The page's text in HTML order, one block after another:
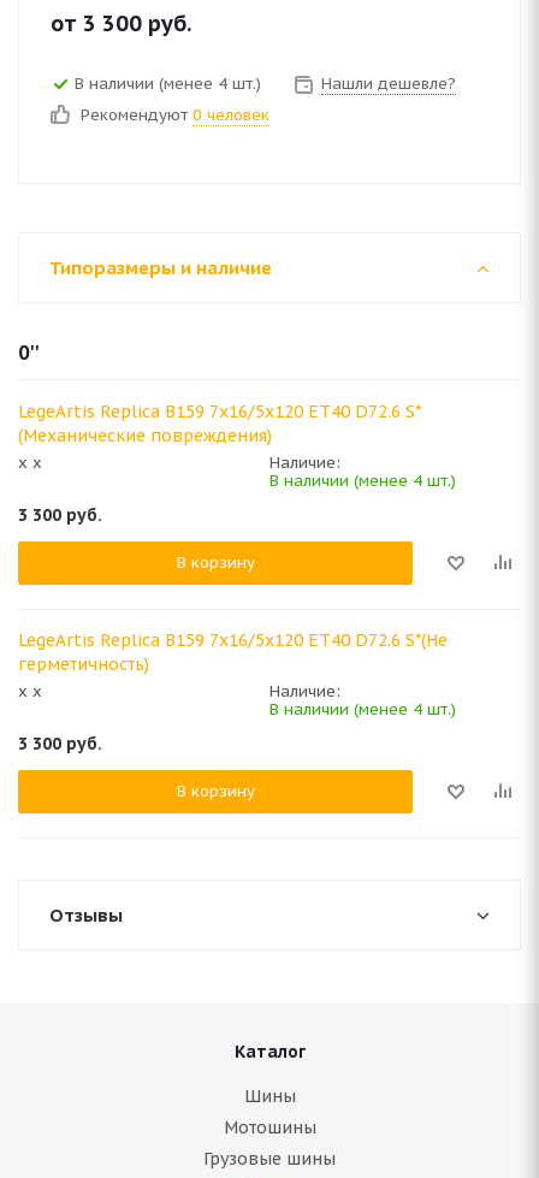
от 3 300 руб.
В наличии (менее 4 шт.)
Нашли дешевле?
Рекомендуют 0 человек
Типоразмеры и наличие
0''
LegeArtis Replica B159 7x16/5x120 ET40 D72.6 S*
(Механические повреждения)
x x
Наличие:
В наличии (менее 4 шт.)
3 300 руб.
В корзину
LegeArtis Replica B159 7x16/5x120 ET40 D72.6 S*(Не
герметичность)
x x
Наличие:
В наличии (менее 4 шт.)
3 300 руб.
В корзину
Отзывы
Каталог
Шины
Мотошины
Грузовые шины